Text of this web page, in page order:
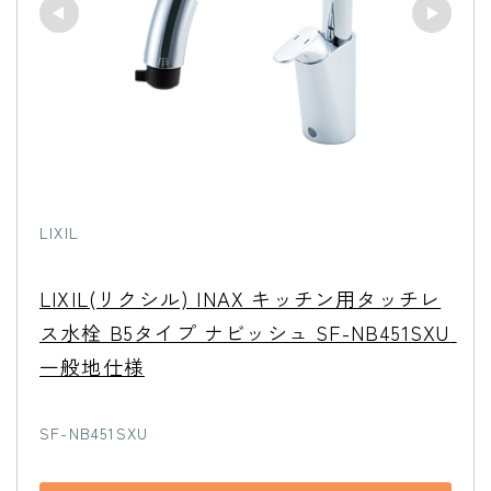
LIXIL
LIXIL(リクシル) INAX キッチン用タッチレ
ス水栓 B5タイプ ナビッシュ SF-NB451SXU
一般地仕様
SF-NB451SXU